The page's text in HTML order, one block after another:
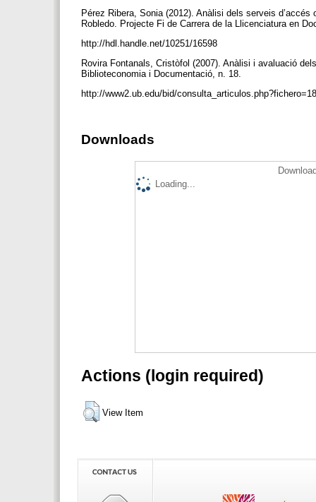
Pérez Ribera, Sonia (2012). Anàlisi dels serveis
Robledo. Projecte Fi de Carrera de la Llicenciatura en
http://hdl.handle.net/10251/16598
Rovira Fontanals, Cristòfol (2007). Anàlisi i avaluació
Biblioteconomia i Documentació, n. 18.
http://www2.ub.edu/bid/
Downloads
Loading...
Actions (login required)
View Item